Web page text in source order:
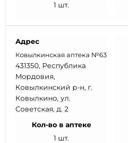
1 шт.
Адрес
Ковылкинская аптека №63
431350, Республика
Мордовия,
Ковылкинский р-н, г.
Ковылкино, ул.
Советская, д. 2
Кол-во в аптеке
1 шт.